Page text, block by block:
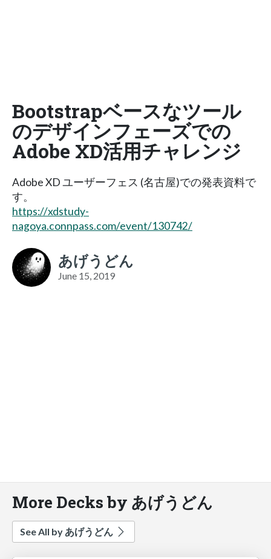
Bootstrapベースなツール
のデザインフェーズでの
Adobe XD活用チャレンジ
Adobe XD ユーザーフェス (名古屋)での発表資料で
す。
https://xdstudy-
nagoya.connpass.com/event/130742/
あげうどん
June 15, 2019
More Decks by あげうどん
See All by あげうどん